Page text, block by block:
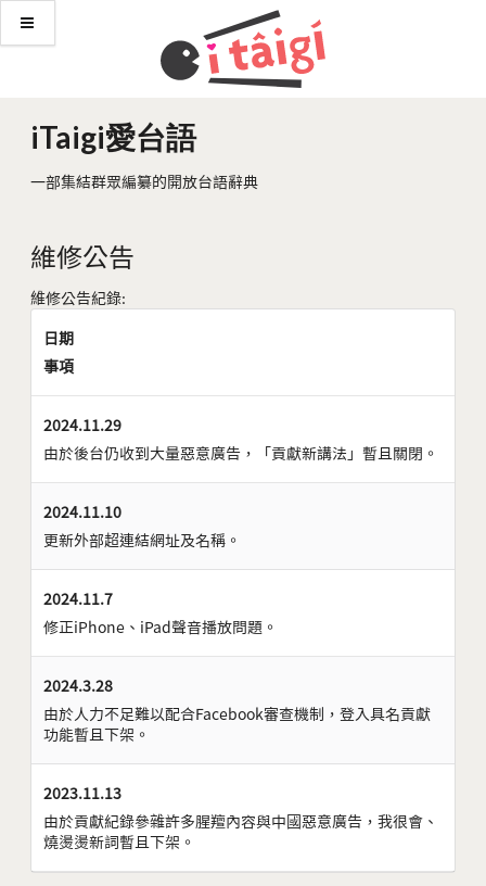
iTaigi愛台語
一部集結群眾編纂的開放台語辭典
維修公告
維修公告紀錄:
日期
事項
2024.11.29
由於後台仍收到大量惡意廣告，「貢獻新講法」暫且關閉。
2024.11.10
更新外部超連結網址及名稱。
2024.11.7
修正iPhone、iPad聲音播放問題。
2024.3.28
由於人力不足難以配合Facebook審查機制，登入具名貢獻
功能暫且下架。
2023.11.13
由於貢獻紀錄參雜許多腥羶內容與中國惡意廣告，我很會、
燒燙燙新詞暫且下架。